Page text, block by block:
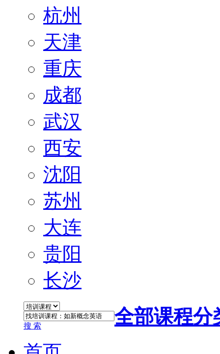
杭州
天津
重庆
成都
武汉
西安
沈阳
苏州
大连
贵阳
长沙
搜 索 全部课程分